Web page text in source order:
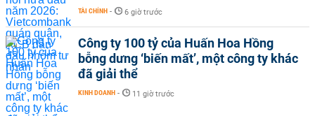
TÀI CHÍNH - 6 giờ trước
Công ty 100 tỷ của Huấn Hoa Hồng
bỗng dưng ‘biến mất’, một công ty khác
đã giải thể
KINH DOANH - 11 giờ trước